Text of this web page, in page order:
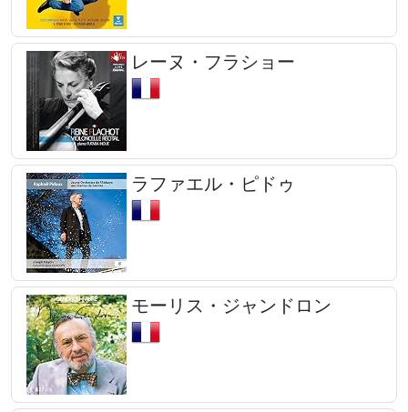
レーヌ・フラショー
ラファエル・ピドゥ
モーリス・ジャンドロン